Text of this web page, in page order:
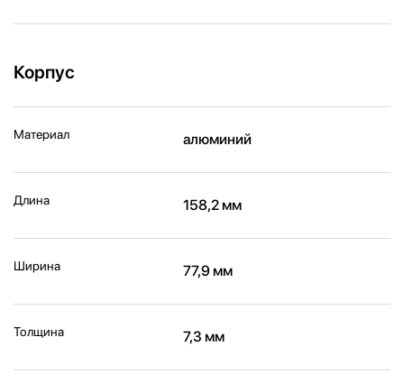
Корпус
Материал алюминий
Длина 158,2 мм
Ширина 77,9 мм
Толщина 7,3 мм